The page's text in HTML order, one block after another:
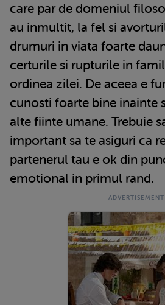
care par de domeniul
au inmultit, la fel si
drumuri in viata foarte
certurile si rupturile in
ordinea zilei. De aceea e
cunosti foarte bine inainte
alte fiinte umane. Trebuie
important sa te asiguri ca
partenerul tau e ok din
emotional in primul rand.